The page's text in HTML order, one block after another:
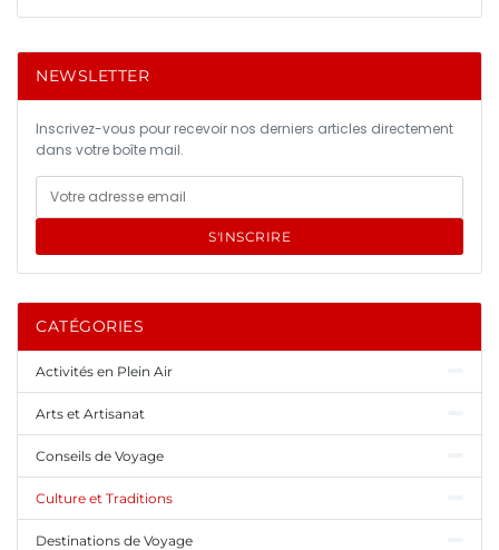
NEWSLETTER
Inscrivez-vous pour recevoir nos derniers articles directement
dans votre boîte mail.
S'INSCRIRE
CATÉGORIES
Activités en Plein Air
Arts et Artisanat
Conseils de Voyage
Culture et Traditions
Destinations de Voyage